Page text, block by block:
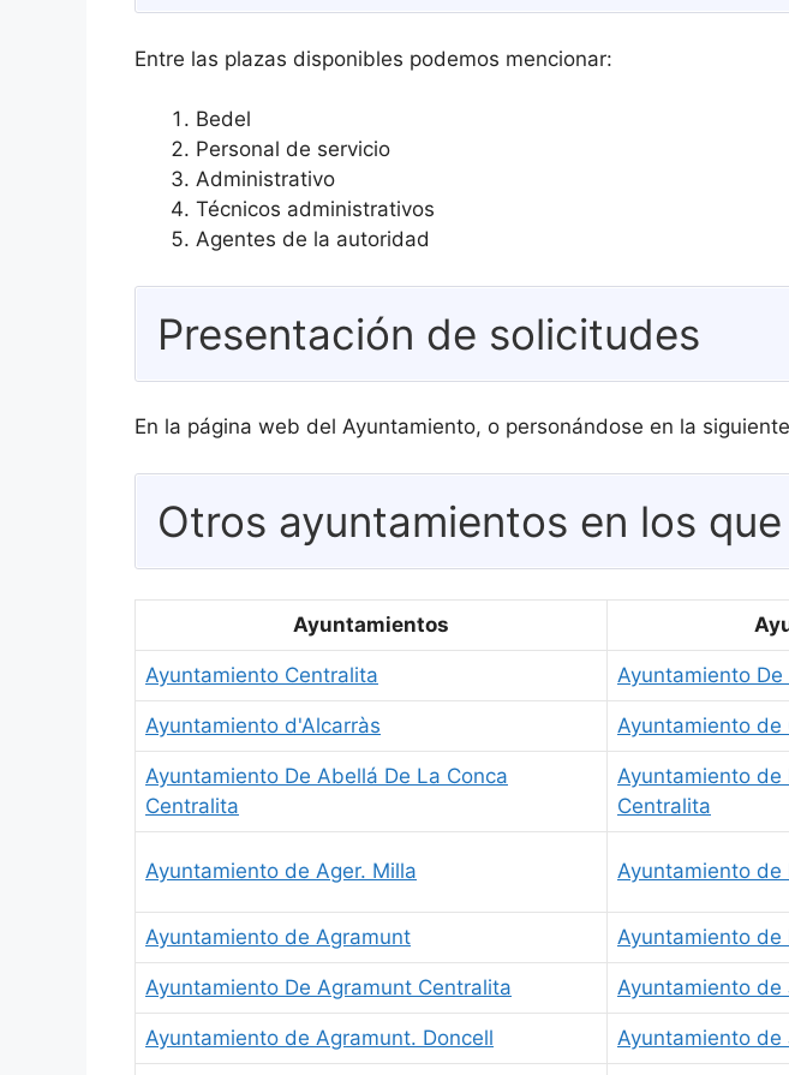
Entre las plazas disponibles podemos mencionar:
Bedel
Personal de servicio
Administrativo
Técnicos administrativos
Agentes de la autoridad
Presentación de solicitudes
En la página web del Ayuntamiento, o personándose en la
Otros ayuntamientos en los
Ayuntamientos
Ayuntamiento Centralita Ayuntamiento De
Ayuntamiento d'Alcarràs Ayuntamiento de
Ayuntamiento De Abellá De La Conca
Centralita
Ayuntamiento de
Centralita
Ayuntamiento de Ager. Milla Ayuntamiento de
Ayuntamiento de Agramunt Ayuntamiento de
Ayuntamiento De Agramunt Centralita Ayuntamiento de
Ayuntamiento de Agramunt. Doncell Ayuntamiento de